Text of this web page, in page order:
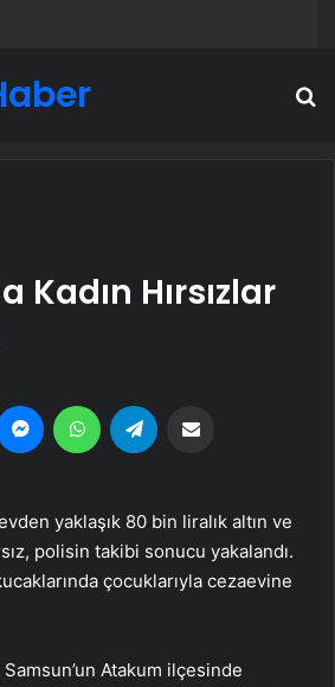
Kadın Hırsızlar
MessengerWhatsApp
yaklaşık 80 bin liralık altın ve
polisin takibi sonucu yakalandı.
çocuklarıyla cezaevine
Atakum ilçesinde